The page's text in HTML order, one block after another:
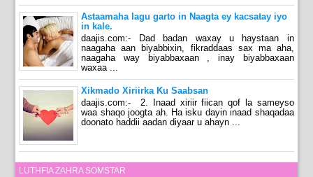
Astaamaha lagu garto in Naagta ey kacsatay iyo
in kale.
daajis.com:- Dad badan waxay u haystaan in
naagaha aan biyabbixin, fikraddaas sax ma aha,
naagaha way biyabbaxaan , inay biyabbaxaan
waxaa ...
Xikmado Xiriirka Ku Saabsan
daajis.com:- 2. Inaad xiriir fiican qof la sameyso
waa shaqo joogta ah. Ha isku dayin inaad shaqadaa
doonato haddii aadan diyaar u ahayn ...
LUTHFIA ZAHRA SOMSTAR